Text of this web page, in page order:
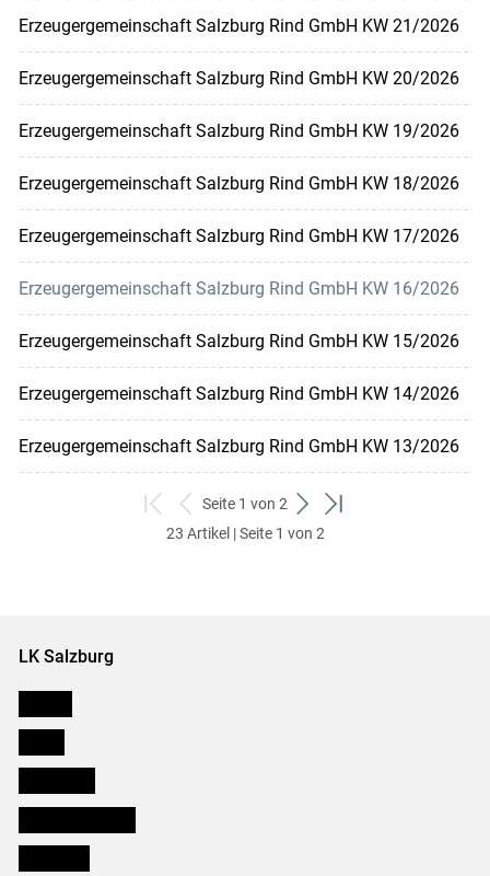
Erzeugergemeinschaft Salzburg Rind GmbH KW 21/2026
Erzeugergemeinschaft Salzburg Rind GmbH KW 20/2026
Erzeugergemeinschaft Salzburg Rind GmbH KW 19/2026
Erzeugergemeinschaft Salzburg Rind GmbH KW 18/2026
Erzeugergemeinschaft Salzburg Rind GmbH KW 17/2026
Erzeugergemeinschaft Salzburg Rind GmbH KW 16/2026
Erzeugergemeinschaft Salzburg Rind GmbH KW 15/2026
Erzeugergemeinschaft Salzburg Rind GmbH KW 14/2026
Erzeugergemeinschaft Salzburg Rind GmbH KW 13/2026
zum
ersten
zurück
zum
Seite 1 von 2
weiter
zum
zum
23 Artikel | Seite 1 von 2
LK Salzburg